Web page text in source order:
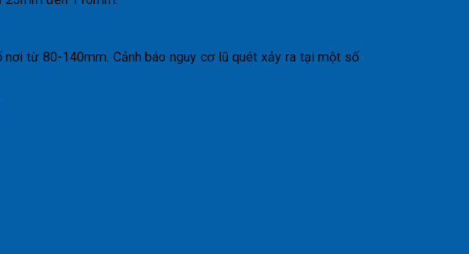
từ 80-140mm. Cảnh báo nguy cơ lũ quét xảy ra tại một số